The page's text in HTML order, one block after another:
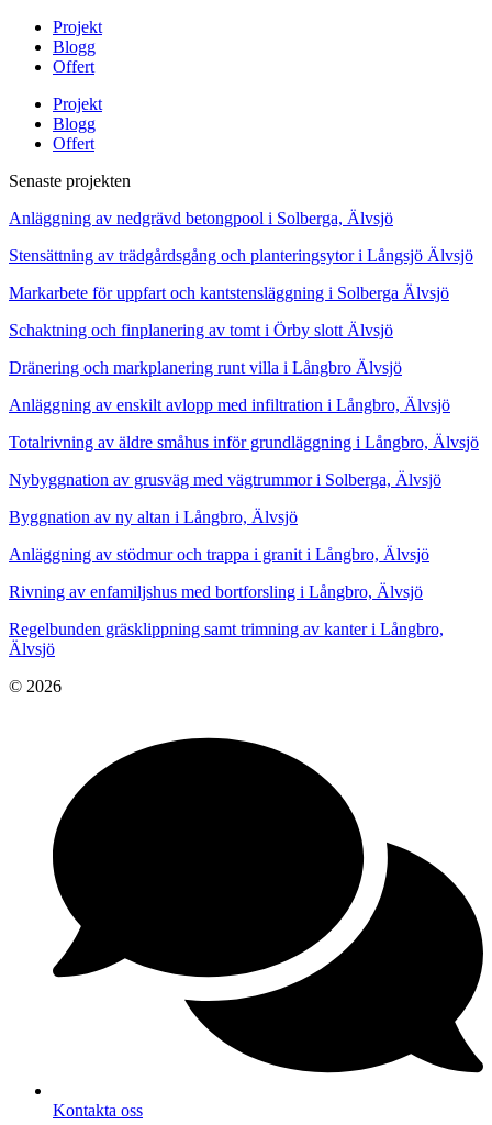
Projekt
Blogg
Offert
Projekt
Blogg
Offert
Senaste projekten
Anläggning av nedgrävd betongpool i Solberga, Älvsjö
Stensättning av trädgårdsgång och planteringsytor i Långsjö Älvsjö
Markarbete för uppfart och kantstensläggning i Solberga Älvsjö
Schaktning och finplanering av tomt i Örby slott Älvsjö
Dränering och markplanering runt villa i Långbro Älvsjö
Anläggning av enskilt avlopp med infiltration i Långbro, Älvsjö
Totalrivning av äldre småhus inför grundläggning i Långbro, Älvsjö
Nybyggnation av grusväg med vägtrummor i Solberga, Älvsjö
Byggnation av ny altan i Långbro, Älvsjö
Anläggning av stödmur och trappa i granit i Långbro, Älvsjö
Rivning av enfamiljshus med bortforsling i Långbro, Älvsjö
Regelbunden gräsklippning samt trimning av kanter i Långbro,
Älvsjö
© 2026
Kontakta oss